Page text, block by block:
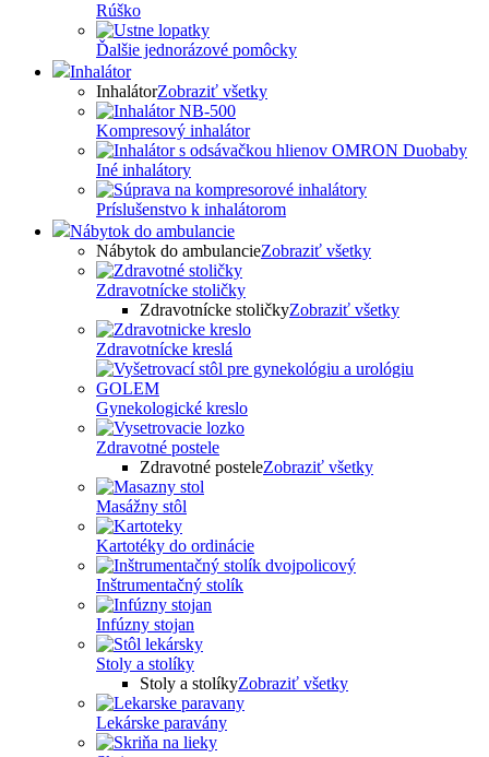
Rúško
Ďalšie jednorázové pomôcky
Inhalátor
InhalátorZobraziť všetky
Kompresový inhalátor
Iné inhalátory
Príslušenstvo k inhalátorom
Nábytok do ambulancie
Nábytok do ambulancieZobraziť všetky
Zdravotnícke stoličky
Zdravotnícke stoličkyZobraziť všetky
Zdravotnícke kreslá
Gynekologické kreslo
Zdravotné postele
Zdravotné posteleZobraziť všetky
Masážny stôl
Kartotéky do ordinácie
Inštrumentačný stolík
Infúzny stojan
Stoly a stolíky
Stoly a stolíkyZobraziť všetky
Lekárske paravány